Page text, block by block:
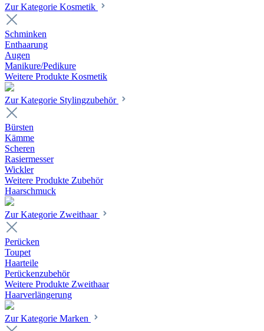
Zur Kategorie Kosmetik
Schminken
Enthaarung
Augen
Manikure/Pedikure
Weitere Produkte Kosmetik
Zur Kategorie Stylingzubehör
Bürsten
Kämme
Scheren
Rasiermesser
Wickler
Weitere Produkte Zubehör
Haarschmuck
Zur Kategorie Zweithaar
Perücken
Toupet
Haarteile
Perückenzubehör
Weitere Produkte Zweithaar
Haarverlängerung
Zur Kategorie Marken